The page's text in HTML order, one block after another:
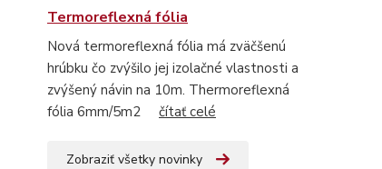
Termoreflexná fólia
Nová termoreflexná fólia má zväčšenú
hrúbku čo zvýšilo jej izolačné vlastnosti a
zvýšený návin na 10m. Thermoreflexná
fólia 6mm/5m2 čítať celé
Zobraziť všetky novinky